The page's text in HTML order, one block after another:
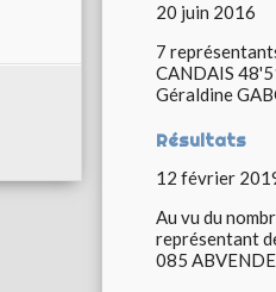
20 juin 2016
7
CANDAIS
Géraldine
Résultats
12 février
Au vu du
représentant
085